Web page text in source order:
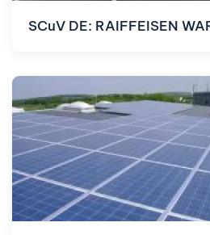
SCuV DE: RAIFFEISEN